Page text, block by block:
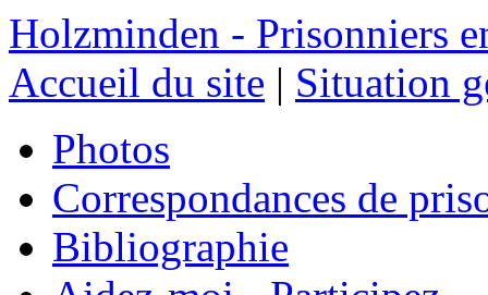
Holzminden - Prisonniers
Accueil du site | Situation
Photos
Correspondances de
Bibliographie